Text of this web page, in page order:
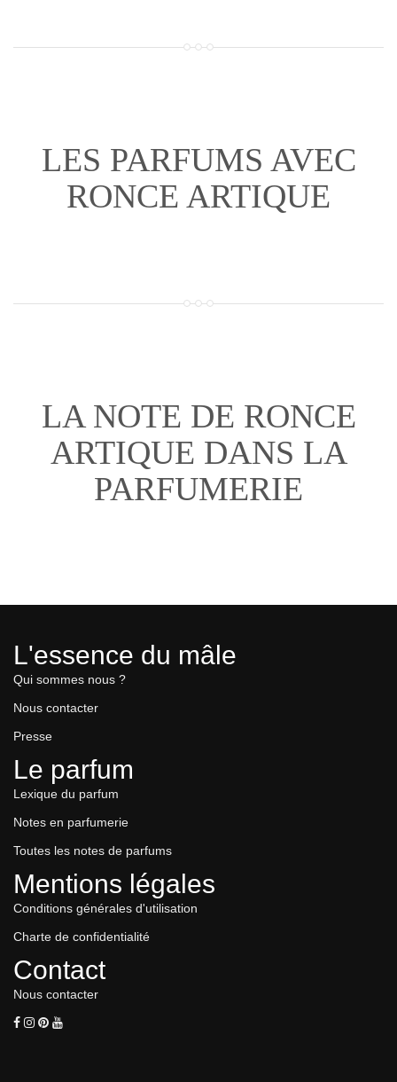
LES PARFUMS AVEC
RONCE ARTIQUE
LA NOTE DE RONCE
ARTIQUE DANS LA
PARFUMERIE
L'essence du mâle
Qui sommes nous ?
Nous contacter
Presse
Le parfum
Lexique du parfum
Notes en parfumerie
Toutes les notes de parfums
Mentions légales
Conditions générales d'utilisation
Charte de confidentialité
Contact
Nous contacter